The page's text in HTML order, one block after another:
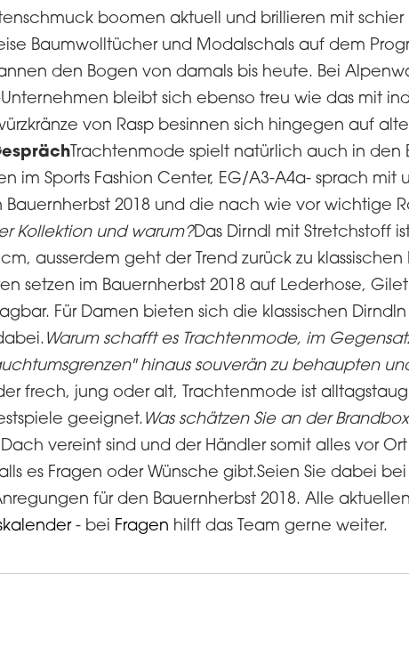
boomen aktuell und brillieren mit
Baumwolltücher und Modalschals auf dem
den Bogen von damals bis heute. Bei
bleibt sich ebenso treu wie das mit
von Rasp besinnen sich hingegen auf
Trachtenmode spielt natürlich auch in den
im Sports Fashion Center, EG/A3-A4a- sprach mit
2018 und die nach wie vor wichtige
Kollektion und warum?Das Dirndl mit Stretchstoff
ausserdem geht der Trend zurück zu klassischen
setzen im Bauernherbst 2018 auf Lederhose,
Für Damen bieten sich die klassischen
Warum schafft es Trachtenmode, im
hinaus souverän zu behaupten
frech, jung oder alt, Trachtenmode ist
geeignet.Was schätzen Sie an der
vereint sind und der Händler somit alles vor
es Fragen oder Wünsche gibt.Seien Sie dabei
für den Bauernherbst 2018. Alle
- bei Fragen hilft das Team gerne weiter.